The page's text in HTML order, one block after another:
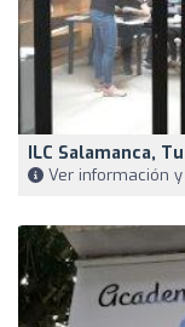
ILC Salamanca,
Ver información